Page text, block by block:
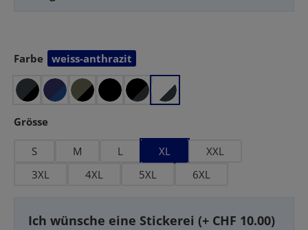
Farbe
auswählenweiss-anthrazit
Grösse
S M L XL
XXL
3XL
4XL 5XL 6XL
Ich wünsche eine Stickerei (+ CHF 10.00)